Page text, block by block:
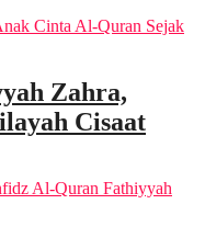
Zahra,
Cisaat